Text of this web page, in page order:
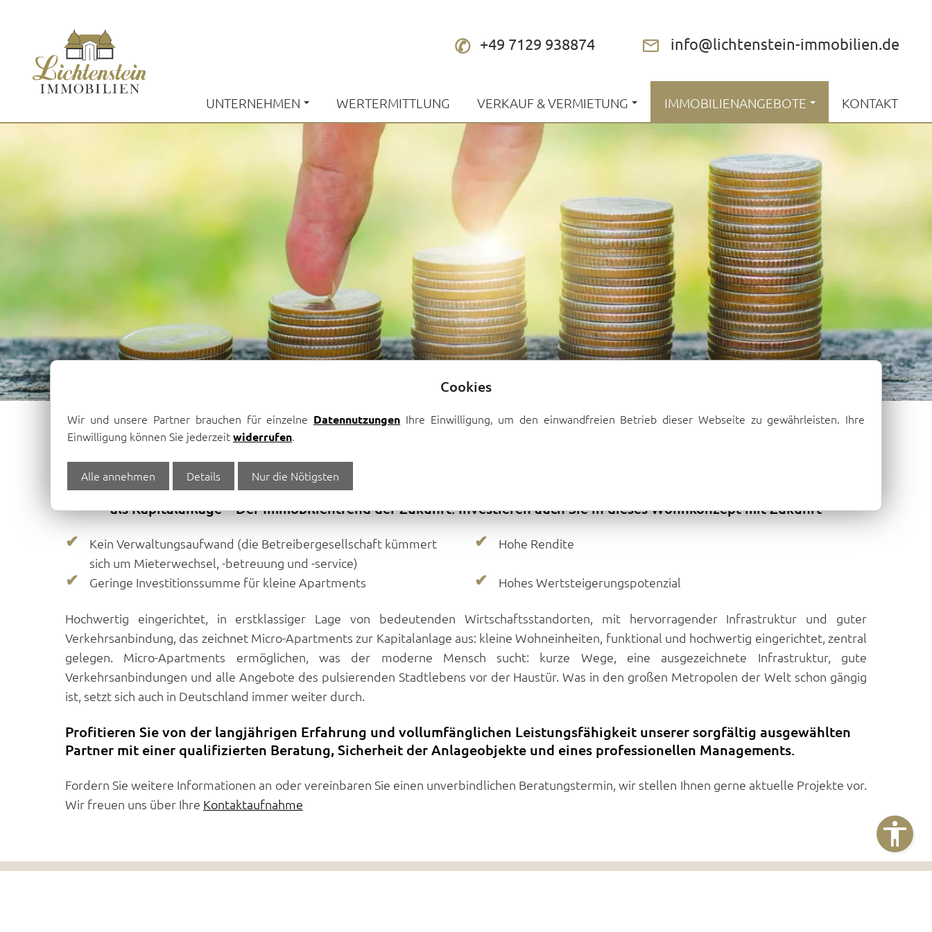
+49 7129 938874 info@lichtenstein-immobilien.de
UNTERNEHMEN WERTERMITTLUNG VERKAUF & VERMIETUNG IMMOBILIENANGEBOTE KONTAKT
Investment-Immobilien für Kapitalanlagen & private Vorsorge
Beratung und Vermittlung rund um Rendite-Immobilien mit Potenzial zur langfristigen Wertsteigerung. Micro-Apartments
als Kapitalanlage – Der Immobilientrend der Zukunft. Investieren auch Sie in dieses Wohnkonzept mit Zukunft
Kein Verwaltungsaufwand (die Betreibergesellschaft kümmert
sich um Mieterwechsel, -betreuung und -service)
Hohe Rendite
Geringe Investitionssumme für kleine Apartments Hohes Wertsteigerungspotenzial
Hochwertig eingerichtet, in erstklassiger Lage von bedeutenden Wirtschaftsstandorten, mit hervorragender Infrastruktur und guter
Verkehrsanbindung, das zeichnet Micro-Apartments zur Kapitalanlage aus: kleine Wohneinheiten, funktional und hochwertig eingerichtet, zentral
gelegen. Micro-Apartments ermöglichen, was der moderne Mensch sucht: kurze Wege, eine ausgezeichnete Infrastruktur, gute
Verkehrsanbindungen und alle Angebote des pulsierenden Stadtlebens vor der Haustür. Was in den großen Metropolen der Welt schon gängig
ist, setzt sich auch in Deutschland immer weiter durch.
Profitieren Sie von der langjährigen Erfahrung und vollumfänglichen Leistungsfähigkeit unserer sorgfältig ausgewählten
Partner mit einer qualifizierten Beratung, Sicherheit der Anlageobjekte und eines professionellen Managements.
Fordern Sie weitere Informationen an oder vereinbaren Sie einen unverbindlichen Beratungstermin, wir stellen Ihnen gerne aktuelle Projekte vor.
Wir freuen uns über Ihre Kontaktaufnahme
Cookies
Wir und unsere Partner brauchen für einzelne Datennutzungen Ihre Einwilligung, um den einwandfreien Betrieb dieser Webseite zu gewährleisten. Ihre
Einwilligung können Sie jederzeitwiderrufen.
Alle annehmen Details Nur die Nötigsten